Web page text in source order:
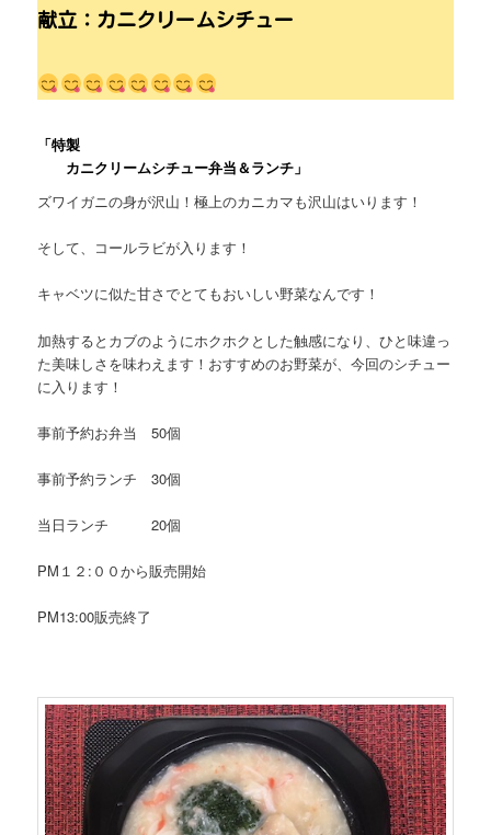
献立 ：カニクリームシチュー
「特製
カニクリームシチュー弁当＆ランチ」
ズワイガニの身が沢山！極上のカニカマも沢山はいります！
そして、コールラビが入ります！
キャベツに似た甘さでとてもおいしい野菜なんです！
加熱するとカブのようにホクホクとした触感になり、ひと味違っ
た美味しさを味わえます！おすすめのお野菜が、今回のシチュー
に入ります！
事前予約お弁当 50個
事前予約ランチ 30個
当日ランチ 20個
PM１２:００から販売開始
PM13:00販売終了